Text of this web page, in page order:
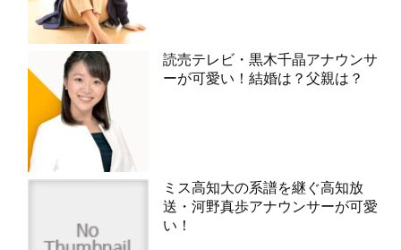
読売テレビ・黒木千晶アナウンサ
ーが可愛い！結婚は？父親は？
ミス高知大の系譜を継ぐ高知放
送・河野真歩アナウンサーが可愛
い！